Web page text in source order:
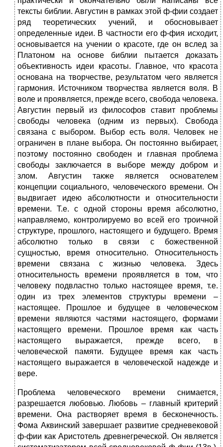
тексты библии. Августин в рамках этой ф-фии создает
ряд теоретических учений, и обосновывает
определенные идеи. В частности его ф-фия исходит,
основывается на учении о красоте, где он вслед за
Платоном на основе библии пытается доказать
объективность идеи красоты. Главное, что красота
основана на творчестве, результатом чего является
гармония. Источником творчества является воля. В
воле и проявляется, прежде всего, свобода человека.
Августин первый из философов ставит проблемы
свободы человека (одним из первых). Свобода
связана с выбором. Выбор есть воля. Человек не
ограничен в плане выбора. Он постоянно выбирает,
поэтому постоянно свободен и главная проблема
свободы заключается в выборе между добром и
злом. Августин также является основателем
концепции социального, человеческого времени. Он
выдвигает идею абсолютности и относительности
времени. Т.е. с одной стороны время абсолютно,
направляемо, контролируемо во всей его троичной
структуре, прошлого, настоящего и будущего. Время
абсолютно только в связи с божественной
сущностью, время относительно. Относительность
времени связана с жизнью человека. Здесь
относительность времени проявляется в том, что
человеку подвластно только настоящее время, т.е.
один из трех элементов структуры времени –
настоящее. Прошлое и будущее в человеческом
времени являются частями настоящего, формами
настоящего времени. Прошлое время как часть
настоящего выражается, прежде всего, в
человеческой памяти. Будущее время как часть
настоящего выражается в человеческой надежде и
вере.
Проблема человеческого времени снимается,
разрешается любовью. Любовь – главный критерий
времени. Она растворяет время в бесконечность.
Фома Аквинский завершает развитие средневековой
ф-фии как Аристотель древнегреческой. Он является